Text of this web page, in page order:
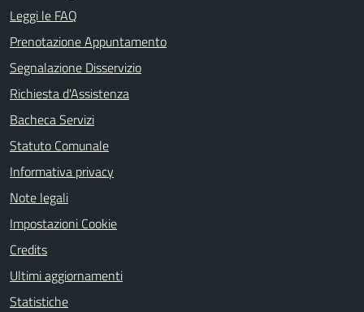
Leggi le FAQ
Prenotazione Appuntamento
Segnalazione Disservizio
Richiesta d'Assistenza
Bacheca Servizi
Statuto Comunale
Informativa privacy
Note legali
Impostazioni Cookie
Credits
Ultimi aggiornamenti
Statistiche